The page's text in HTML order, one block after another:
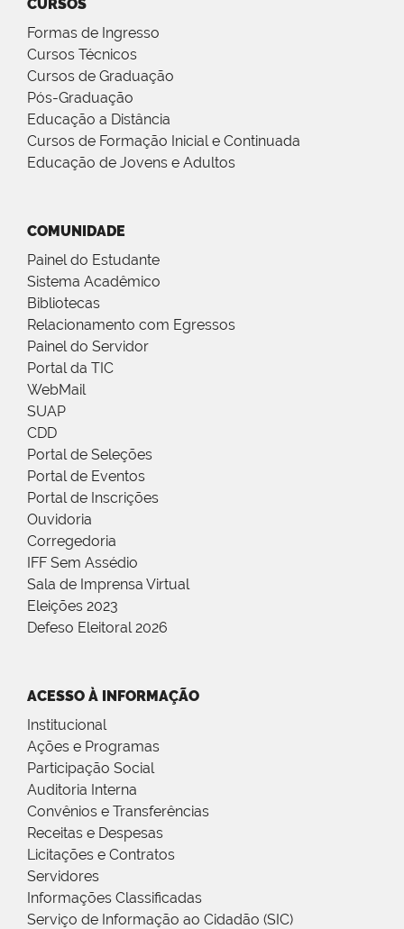
CURSOS
Formas de Ingresso
Cursos Técnicos
Cursos de Graduação
Pós-Graduação
Educação a Distância
Cursos de Formação Inicial e Continuada
Educação de Jovens e Adultos
COMUNIDADE
Painel do Estudante
Sistema Acadêmico
Bibliotecas
Relacionamento com Egressos
Painel do Servidor
Portal da TIC
WebMail
SUAP
CDD
Portal de Seleções
Portal de Eventos
Portal de Inscrições
Ouvidoria
Corregedoria
IFF Sem Assédio
Sala de Imprensa Virtual
Eleições 2023
Defeso Eleitoral 2026
ACESSO À INFORMAÇÃO
Institucional
Ações e Programas
Participação Social
Auditoria Interna
Convênios e Transferências
Receitas e Despesas
Licitações e Contratos
Servidores
Informações Classificadas
Serviço de Informação ao Cidadão (SIC)